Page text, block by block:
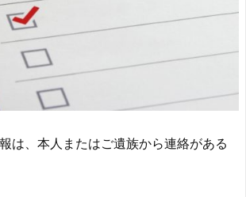
は、本人またはご遺族から連絡がある